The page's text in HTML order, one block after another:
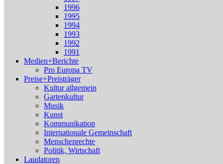
1996
1995
1994
1993
1992
1991
Medien+Berichte
Pro Europa TV
Preise+Preisträger
Kultur allgemein
Gartenkultur
Musik
Kunst
Kommunikation
Internationale Gemeinschaft
Menschenrechte
Politik, Wirtschaft
Laudatoren